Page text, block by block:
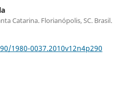
Catarina. Florianópolis, SC. Brasil.
1980-0037.2010v12n4p290